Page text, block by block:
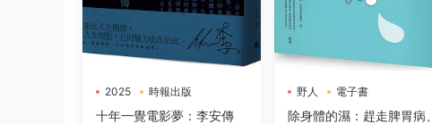
2025
時報出版
十年一覺電影夢：李安傳
野人 電子書
除身體的濕：趕走脾胃病、